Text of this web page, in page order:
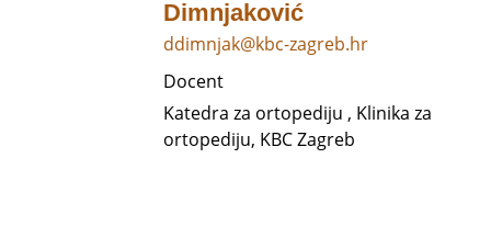
Dimnjaković
ddimnjak@kbc-zagreb.hr
Docent
Katedra za ortopediju , Klinika za
ortopediju, KBC Zagreb